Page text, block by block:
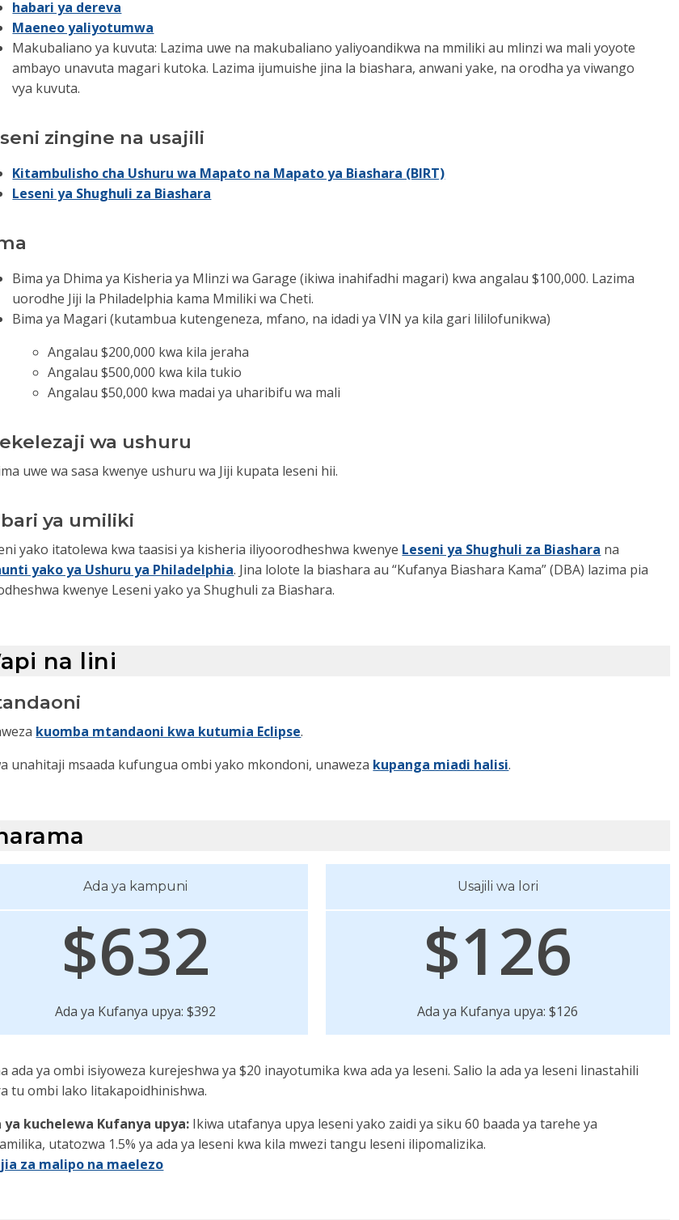
habari ya dereva
Maeneo yaliyotumwa
Makubaliano ya kuvuta: Lazima uwe na makubaliano yaliyoandikwa na mmiliki au mlinzi wa mali yoyote
ambayo unavuta magari kutoka. Lazima ijumuishe jina la biashara, anwani yake, na orodha ya viwango
vya kuvuta.
zingine na usajili
Kitambulisho cha Ushuru wa Mapato na Mapato ya Biashara (BIRT)
Leseni ya Shughuli za Biashara
Bima ya Dhima ya Kisheria ya Mlinzi wa Garage (ikiwa inahifadhi magari) kwa angalau $100,000. Lazima
uorodhe Jiji la Philadelphia kama Mmiliki wa Cheti.
Bima ya Magari (kutambua kutengeneza, mfano, na idadi ya VIN ya kila gari lililofunikwa)
Angalau $200,000 kwa kila jeraha
Angalau $500,000 kwa kila tukio
Angalau $50,000 kwa madai ya uharibifu wa mali
wa ushuru
uwe wa sasa kwenye ushuru wa Jiji kupata leseni hii.
ya umiliki
yako itatolewa kwa taasisi ya kisheria iliyoorodheshwa kwenye Leseni ya Shughuli za Biashara na
yako ya Ushuru ya Philadelphia. Jina lolote la biashara au “Kufanya Biashara Kama” (DBA) lazima pia
kwenye Leseni yako ya Shughuli za Biashara.
na lini
kuomba mtandaoni kwa kutumia Eclipse.
unahitaji msaada kufungua ombi yako mkondoni, unaweza kupanga miadi halisi.
Ada ya kampuni
$632
Ada ya Kufanya upya: $392
Usajili wa lori
$126
Ada ya Kufanya upya: $126
ada ya ombi isiyoweza kurejeshwa ya $20 inayotumika kwa ada ya leseni. Salio la ada ya leseni linastahili
tu ombi lako litakapoidhinishwa.
ya kuchelewa Kufanya upya: Ikiwa utafanya upya leseni yako zaidi ya siku 60 baada ya tarehe ya
utatozwa 1.5% ya ada ya leseni kwa kila mwezi tangu leseni ilipomalizika.
za malipo na maelezo